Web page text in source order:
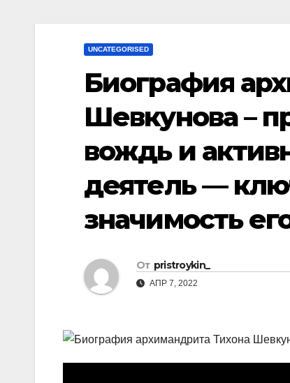
UNCATEGORISED
Биография
Шевкунова –
вождь и
деятель —
значимость
От pristroykin_
АПР 7, 2022